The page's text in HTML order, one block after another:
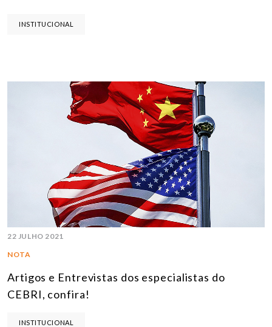
INSTITUCIONAL
22 JULHO 2021
NOTA
Artigos e Entrevistas dos especialistas do
CEBRI, confira!
INSTITUCIONAL